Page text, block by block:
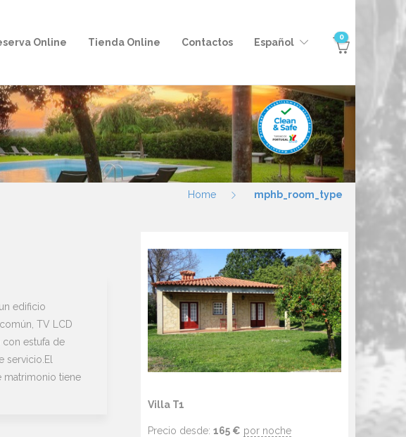
Online Tienda Online Contactos Español 0
Home mphb_room_type
edificio
TV LCD
con estufa de
servicio.El
tiene
Villa T1
Precio desde: 165 € por noche